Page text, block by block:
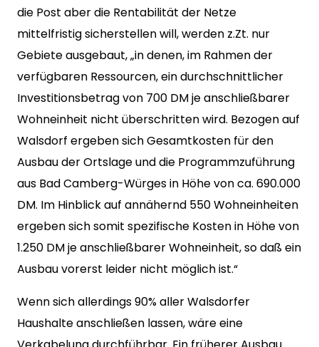
die Post aber die Rentabilität der Netze
mittelfristig sicherstellen will, werden z.Zt. nur
Gebiete ausgebaut, „in denen, im Rahmen der
verfügbaren Ressourcen, ein durchschnittlicher
Investitionsbetrag von 700 DM je anschließbarer
Wohneinheit nicht überschritten wird. Bezogen auf
Walsdorf ergeben sich Gesamtkosten für den
Ausbau der Ortslage und die Programmzuführung
aus Bad Camberg-Würges in Höhe von ca. 690.000
DM. Im Hinblick auf annähernd 550 Wohneinheiten
ergeben sich somit spezifische Kosten in Höhe von
1.250 DM je anschließbarer Wohneinheit, so daß ein
Ausbau vorerst leider nicht möglich ist.“
Wenn sich allerdings 90% aller Walsdorfer
Haushalte anschließen lassen, wäre eine